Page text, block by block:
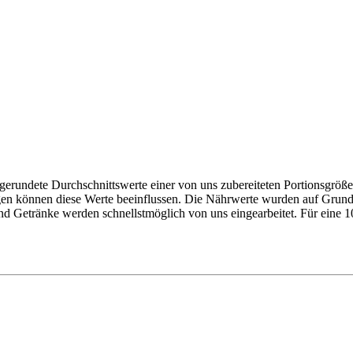
Durchschnittswerte einer von uns zubereiteten
können diese Werte beeinflussen. Die Nährwerte wurden auf
Getränke werden schnellstmöglich von uns eingearbeitet. Für